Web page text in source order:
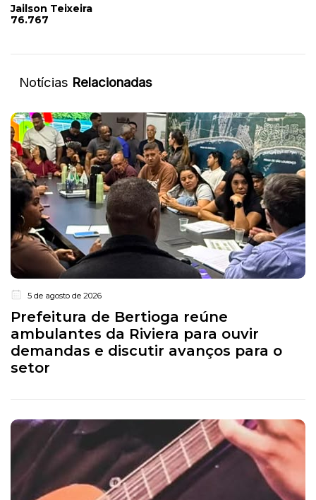
Jailson Teixeira
76.767
Notícias Relacionadas
5 de agosto de 2026
Prefeitura de Bertioga reúne
ambulantes da Riviera para ouvir
demandas e discutir avanços para o
setor